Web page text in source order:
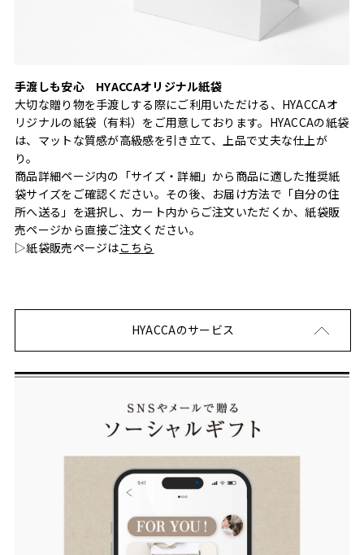
手渡しも安心 HYACCAオリジナル紙袋
大切な贈り物を手渡しする際にご利用いただける、HYACCAオ
リジナルの紙袋（有料）をご用意しております。HYACCAの紙袋
は、マットな質感が高級感を引き立て、上品で丈夫な仕上が
り。
商品詳細ページ内の「サイズ・詳細」から商品に適した推奨紙
袋サイズをご確認ください。その後、お届け方法で「自分の住
所へ送る」を選択し、カート内からご注文いただくか、紙袋販
売ページから直接ご注文ください。
▷紙袋販売ページはこちら
HYACCAのサービス